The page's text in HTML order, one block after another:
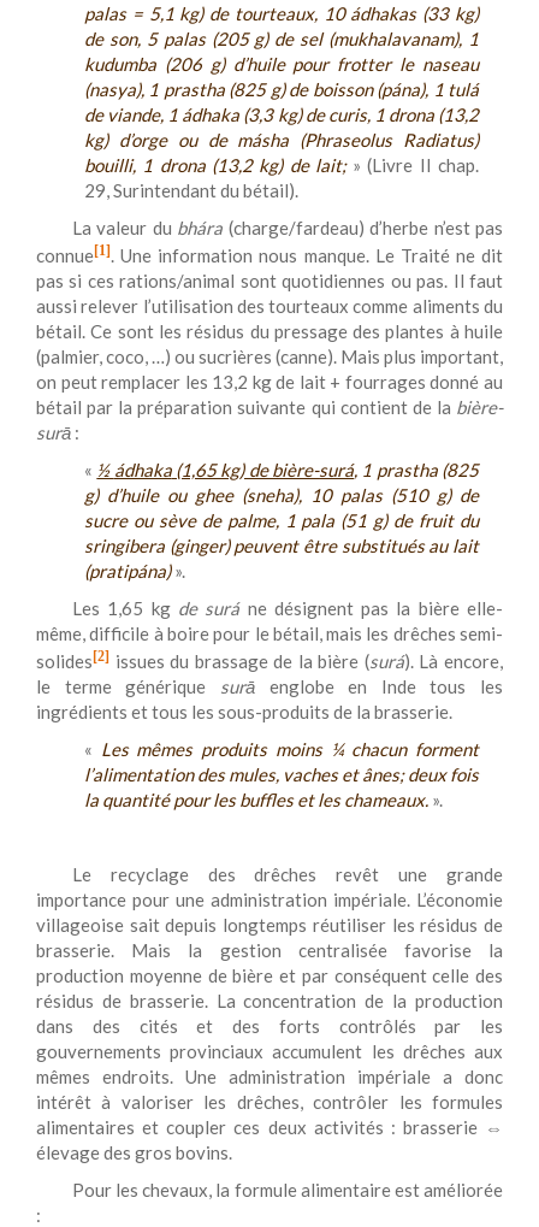
palas = 5,1 kg) de tourteaux, 10 ádhakas (33 kg)
de son, 5 palas (205 g) de sel (mukhalavanam), 1
kudumba (206 g) d’huile pour frotter le naseau
(nasya), 1 prastha (825 g) de boisson (pána), 1 tulá
de viande, 1 ádhaka (3,3 kg) de curis, 1 drona (13,2
kg) d’orge ou de másha (Phraseolus Radiatus)
bouilli, 1 drona (13,2 kg) de lait;» (Livre II chap.
29, Surintendant du bétail).
La valeur du bhára (charge/fardeau) d’herbe n’est pas
connue[1]. Une information nous manque. Le Traité ne dit
pas si ces rations/animal sont quotidiennes ou pas. Il faut
aussi relever l’utilisation des tourteaux comme aliments du
bétail. Ce sont les résidus du pressage des plantes à huile
(palmier, coco, …) ou sucrières (canne). Mais plus important,
on peut remplacer les 13,2 kg de lait + fourrages donné au
bétail par la préparation suivante qui contient de la bière-
surā :
« ½ ádhaka(1,65 kg) de bière-surá, 1 prastha (825
g) d’huile ou ghee (sneha), 10 palas (510 g) de
sucre ou sève de palme, 1 pala (51 g) de fruit du
sringibera (ginger)peuvent être substitués au lait
(pratipána)».
Les 1,65 kg de suráne désignent pas la bière elle-
même, difficile à boire pour le bétail, mais les drêches semi-
solides [2] issues du brassage de la bière (surá). Là encore,
le terme générique surāenglobe en Inde tous les
ingrédients et tous les sous-produits de la brasserie.
« Les mêmes produits moins ¼ chacun forment
l’alimentation des mules, vaches et ânes; deux fois
la quantité pour les buffles et les chameaux. ».
Le recyclage des drêches revêt une grande
importance pour une administration impériale. L’économie
villageoise sait depuis longtemps réutiliser les résidus de
brasserie. Mais la gestion centralisée favorise la
production moyenne de bière et par conséquent celle des
résidus de brasserie. La concentration de la production
dans des cités et des forts contrôlés par les
gouvernements provinciaux accumulent les drêches aux
mêmes endroits. Une administration impériale a donc
intérêt à valoriser les drêches, contrôler les formules
alimentaires et coupler ces deux activités : brasserie ⇔
élevage des gros bovins.
Pour les chevaux, la formule alimentaire est améliorée
: